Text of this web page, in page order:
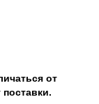
от